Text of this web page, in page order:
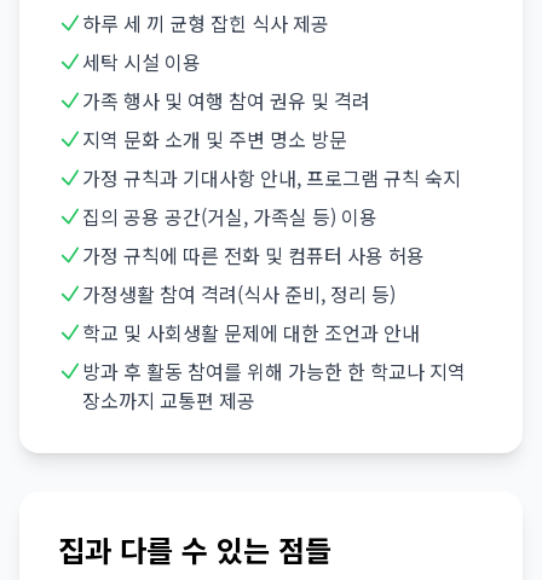
하루 세 끼 균형 잡힌 식사 제공
세탁 시설 이용
가족 행사 및 여행 참여 권유 및 격려
지역 문화 소개 및 주변 명소 방문
가정 규칙과 기대사항 안내, 프로그램 규칙 숙지
집의 공용 공간(거실, 가족실 등) 이용
가정 규칙에 따른 전화 및 컴퓨터 사용 허용
가정생활 참여 격려(식사 준비, 정리 등)
학교 및 사회생활 문제에 대한 조언과 안내
방과 후 활동 참여를 위해 가능한 한 학교나 지역
장소까지 교통편 제공
집과 다를 수 있는 점들